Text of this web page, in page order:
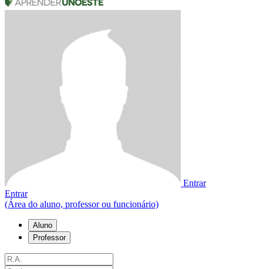
Entrar
Entrar
(Área do aluno, professor ou funcionário)
Aluno
Professor